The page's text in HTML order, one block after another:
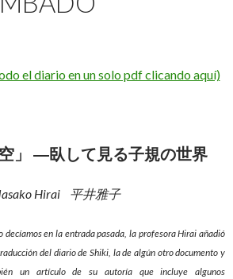
el diario en un solo pdf clicando aquí)
空」 ―臥して見る子規の世界
Hirai 平井雅子
decíamos en la entrada pasada, la profesora Hirai añadió
del diario de Shiki, la de algún otro documento y
un artículo de su autoría que incluye algunos